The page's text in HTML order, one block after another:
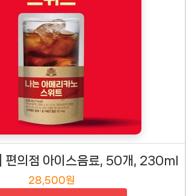
편의점 아이스음료, 50개, 230ml
28,500원